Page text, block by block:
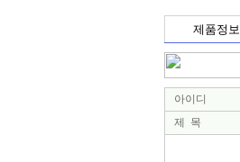
제품정보
아이디
제 목